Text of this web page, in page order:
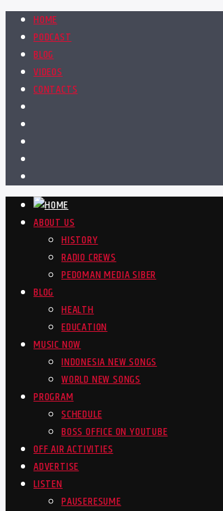
HOME
PODCAST
BLOG
VIDEOS
CONTACTS
ABOUT US
HISTORY
RADIO CREWS
PEDOMAN MEDIA SIBER
BLOG
HEALTH
EDUCATION
MUSIC NOW
INDONESIA NEW SONGS
WORLD NEW SONGS
PROGRAM
SCHEDULE
BOSS OFFICE ON YOUTUBE
OFF AIR ACTIVITIES
ADVERTISE
LISTEN
PAUSERESUME